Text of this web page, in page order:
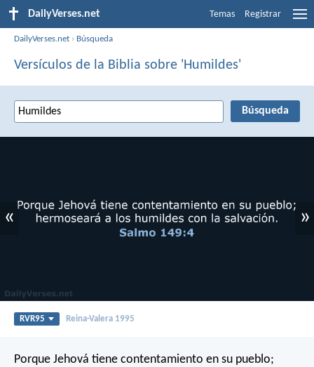
DailyVerses.net Temas Registrar
DailyVerses.net › Búsqueda
Versículos de la Biblia sobre 'Humildes'
« »
RVR95 Reina-Valera 1995
Porque Jehová tiene contentamiento en su pueblo;